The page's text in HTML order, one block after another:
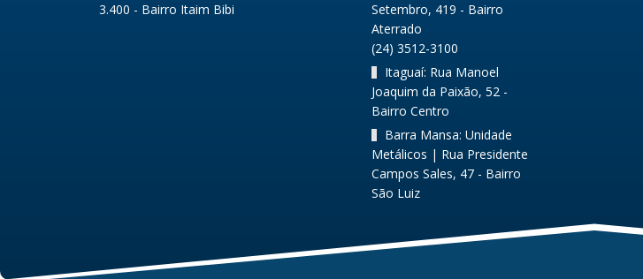
3.400 - Bairro Itaim Bibi
Setembro, 419 - Bairro
Aterrado
(24) 3512-3100
Itaguaí: Rua Manoel
Joaquim da Paixão, 52 -
Bairro Centro
Barra Mansa: Unidade
Metálicos | Rua Presidente
Campos Sales, 47 - Bairro
São Luiz